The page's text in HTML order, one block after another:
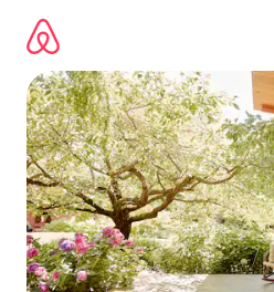
contenido